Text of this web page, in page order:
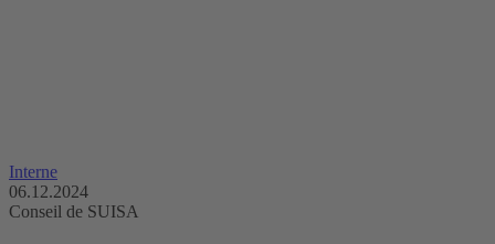
Interne
06.12.2024
Conseil de SUISA